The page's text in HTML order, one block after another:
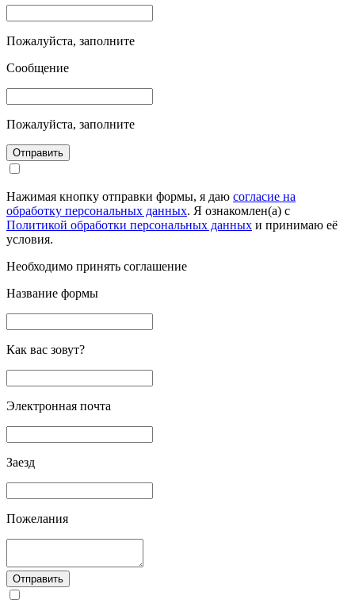
Пожалуйста, заполните
Сообщение
Пожалуйста, заполните
Отправить
Нажимая кнопку отправки формы, я даю согласие на
обработку персональных данных. Я ознакомлен(а) с
Политикой обработки персональных данных и принимаю её
условия.
Необходимо принять соглашение
Название формы
Как вас зовут?
Электронная почта
Заезд
Пожелания
Отправить